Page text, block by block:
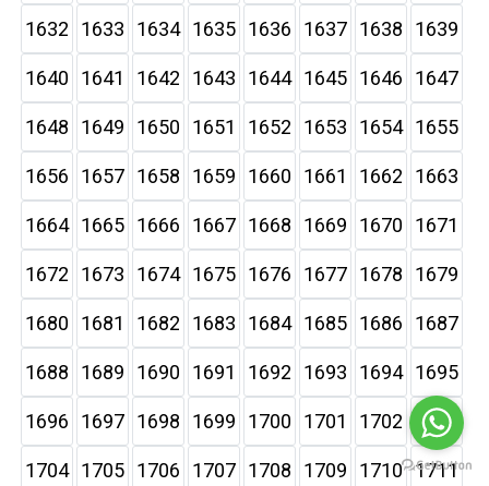
1632 1633 1634 1635 1636 1637 1638 1639
1640 1641 1642 1643 1644 1645 1646 1647
1648 1649 1650 1651 1652 1653 1654 1655
1656 1657 1658 1659 1660 1661 1662 1663
1664 1665 1666 1667 1668 1669 1670 1671
1672 1673 1674 1675 1676 1677 1678 1679
1680 1681 1682 1683 1684 1685 1686 1687
1688 1689 1690 1691 1692 1693 1694 1695
1696 1697 1698 1699 1700 1701 1702 1703
1704 1705 1706 1707 1708 1709 1710 1711